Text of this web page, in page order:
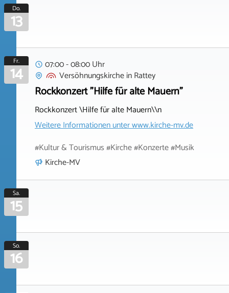
Do.
13
Fr.
14
07:00 - 08:00 Uhr
VersöhnungskircheinRattey
Rockkonzert "Hilfe für alte Mauern"
Rockkonzert \Hilfe für alte Mauern\\n
Weitere Informationen unterwww.kirche-mv.de
#Kultur & Tourismus #Kirche #Konzerte #Musik
Kirche-MV
Sa.
15
So.
16